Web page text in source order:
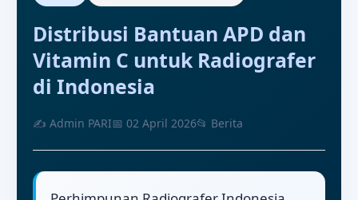
Distribusi Bantuan APD dan
Vitamin C untuk Radiografer
di Indonesia
✍ Admin PARI📅 02 April 2026📂 Berita